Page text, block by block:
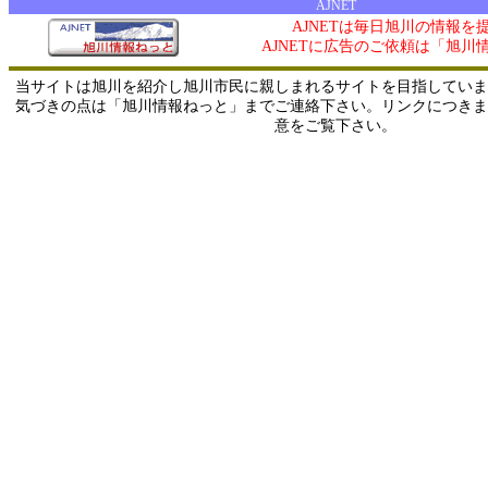
AJNET
AJNETは毎日旭川の情報を
AJNETに広告のご依頼は「旭川
当サイトは旭川を紹介し旭川市民に親しまれるサイトを目指してい
気づきの点は「旭川情報ねっと」までご連絡下さい。リンクにつき
意をご覧下さい。